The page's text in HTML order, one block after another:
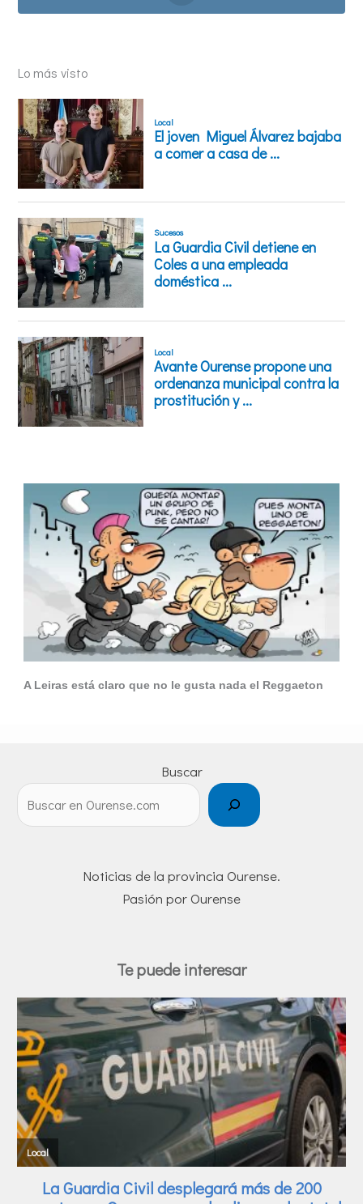
Lo más visto
A Leiras está claro que no le gusta nada el Reggaeton
Buscar
Noticias de la provincia Ourense.
Pasión por Ourense
Te puede interesar